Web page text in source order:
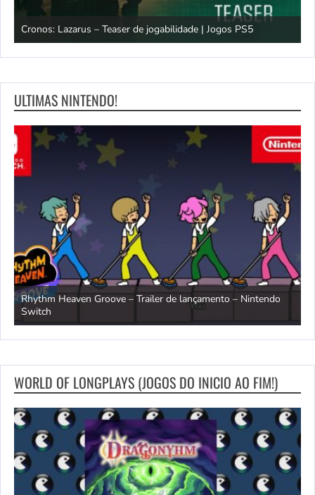
Cronos: Lazarus – Teaser de jogabilidade | Jogos PS5
ULTIMAS NINTENDO!
Rhythm Heaven Groove – Trailer de lançamento – Nintendo
Switch
WORLD OF LONGPLAYS (JOGOS DO INICIO AO FIM!)